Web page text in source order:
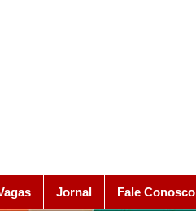
Jornal Fale Conosco